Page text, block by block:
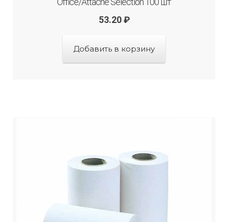
Office/Attache Selection 100 шт
53.20 ₽
Добавить в корзину